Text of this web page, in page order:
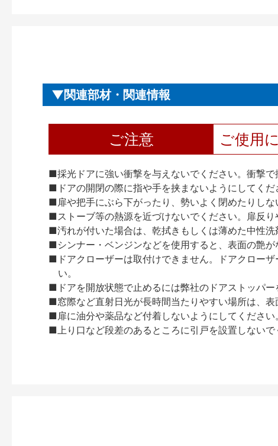
関連部材・関連情報
ご注意 ご使用
■採光ドアに強い衝撃を与えないでください。衝撃で
■ドアの開閉の際に指や手を挟まないようにしてくだ
■扉や把手にぶら下がったり、勢いよく閉めたりしな
■ストーブ等の熱源を近づけないでください。扉反り
■汚れが付いた場合は、乾拭きもしくは薄めた中性洗
■シンナー・ベンジンなどを使用すると、表面の艶
■ドアクローザーは取付けできません。ドアクロー
い。
■ドアを開放状態で止めるには弊社のドアストッパ
■窓際など直射日光が長時間当たりやすい場所は、
■扉に油分や薬品など付着しないようにしてください
■上り口など段差のあるところに引戸を設置しない